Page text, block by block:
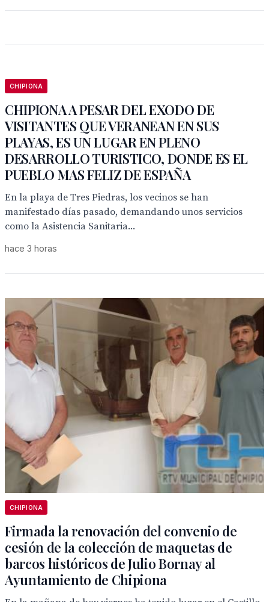
CHIPIONA
CHIPIONA A PESAR DEL EXODO DE
VISITANTES QUE VERANEAN EN SUS
PLAYAS, ES UN LUGAR EN PLENO
DESARROLLO TURISTICO, DONDE ES EL
PUEBLO MAS FELIZ DE ESPAÑA
En la playa de Tres Piedras, los vecinos se han
manifestado días pasado, demandando unos servicios
como la Asistencia Sanitaria...
hace 3 horas
CHIPIONA
Firmada la renovación del convenio de
cesión de la colección de maquetas de
barcos históricos de Julio Bornay al
Ayuntamiento de Chipiona